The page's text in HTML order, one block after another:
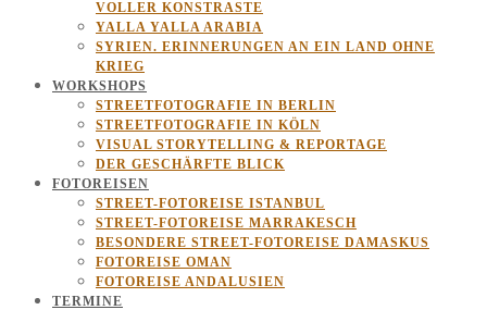
VOLLER KONSTRASTE
YALLA YALLA ARABIA
SYRIEN. ERINNERUNGEN AN EIN LAND OHNE
KRIEG
WORKSHOPS
STREETFOTOGRAFIE IN BERLIN
STREETFOTOGRAFIE IN KÖLN
VISUAL STORYTELLING & REPORTAGE
DER GESCHÄRFTE BLICK
FOTOREISEN
STREET-FOTOREISE ISTANBUL
STREET-FOTOREISE MARRAKESCH
BESONDERE STREET-FOTOREISE DAMASKUS
FOTOREISE OMAN
FOTOREISE ANDALUSIEN
TERMINE